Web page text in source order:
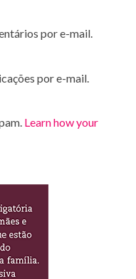
por e-mail.
por e-mail.
Learn how your